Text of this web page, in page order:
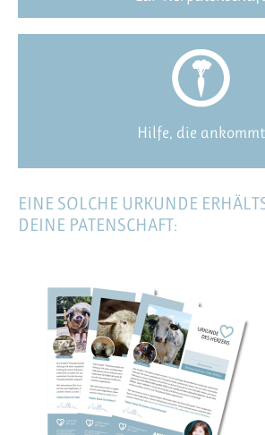
Hilfe, die ankommt
EINE SOLCHE URKUNDE
DEINE PATENSCHAFT: